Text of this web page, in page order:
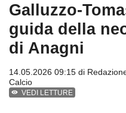
Galluzzo-
guida della
di Anagni
14.05.2026 09:15 di
Calcio
VEDI LETTURE